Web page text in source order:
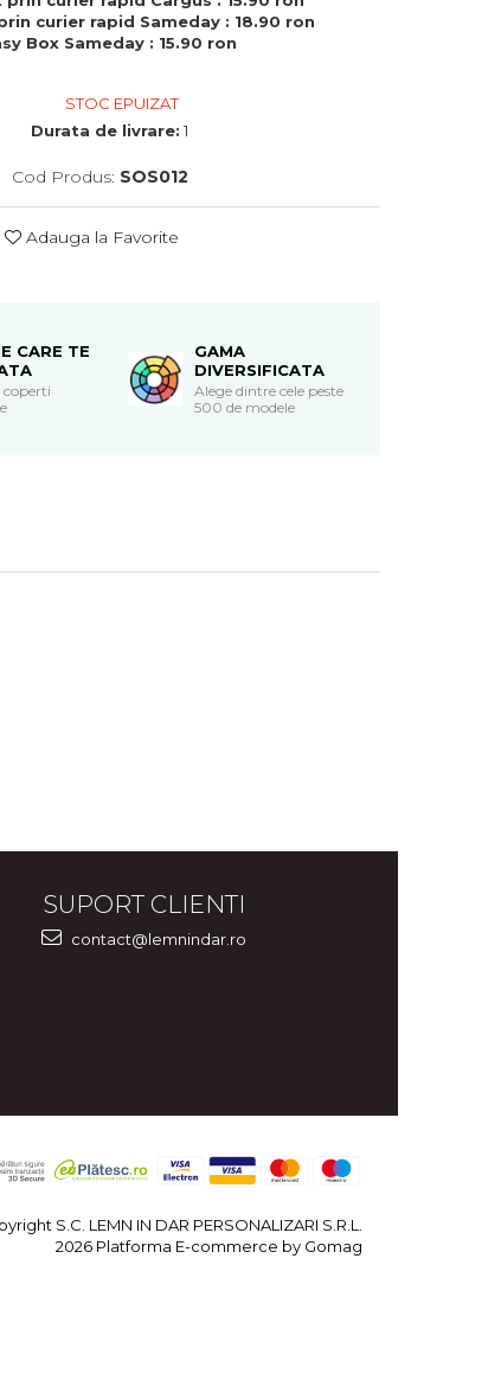
curier rapid Sameday : 18.90 ron
Box Sameday : 15.90 ron
STOC EPUIZAT
Durata de livrare: 1
Cod Produs: SOS012
Adauga la Favorite
CARE TE
coperti
GAMA
DIVERSIFICATA
Alege dintre cele peste
500 de modele
SUPORT CLIENTI
contact@lemnindar.ro
S.C. LEMN IN DAR PERSONALIZARI S.R.L.
2026 Platforma E-commerce by Gomag